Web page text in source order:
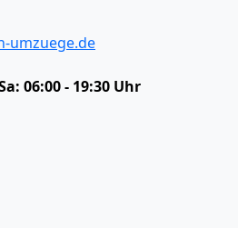
umzuege.de
06:00 - 19:30 Uhr